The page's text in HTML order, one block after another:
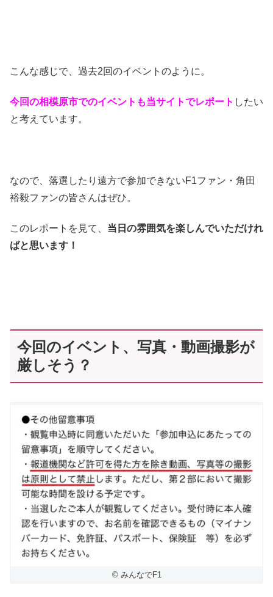
こんな感じで、過去2回のイベントのように。
今回の相模原市でのイベントも当サイトでレポート したい
と考えています。
なので、落選したり遠方で参加できないF1ファン・角田
裕毅ファンの皆さんはぜひ。
このレポートを見て、 当日の雰囲気を楽しんでいただけれ
ばと思います！
今回のイベント、写真・動画撮影が
厳しそう？
© みんなでF1